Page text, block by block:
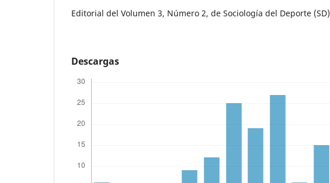
Editorial del Volumen 3, Número 2, de Sociología del Deporte (SD)
Descargas